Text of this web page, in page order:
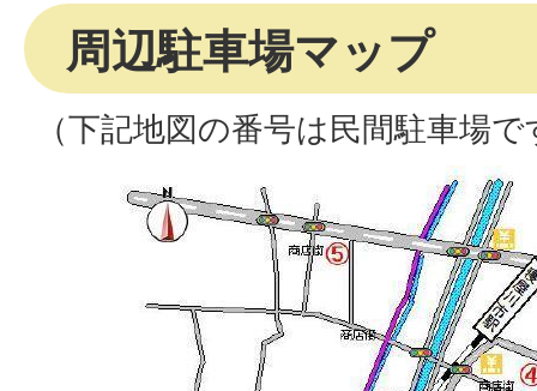
周辺駐車場マップ
（下記地図の番号は民間駐車場